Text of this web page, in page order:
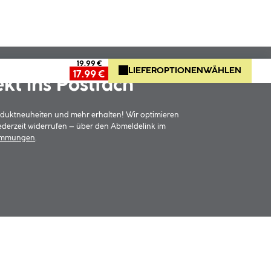
19.99 €
17.99 € LIEFEROPTIONEN WÄHLEN
ins Postfach
und mehr erhalten! Wir optimieren
widerrufen – über den Abmeldelink im